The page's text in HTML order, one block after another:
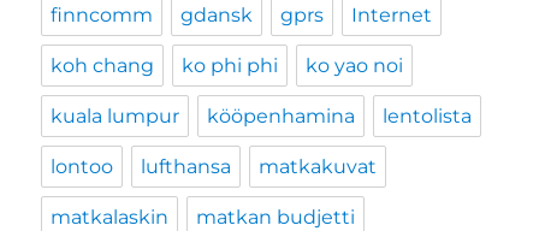
finncomm gdansk gprs Internet
koh chang ko phi phi ko yao noi
kuala lumpur kööpenhamina lentolista
lontoo lufthansa matkakuvat
matkalaskin matkan budjetti